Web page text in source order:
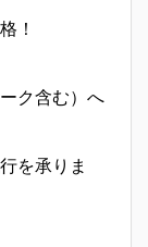
！
ク含む）へ
を承りま